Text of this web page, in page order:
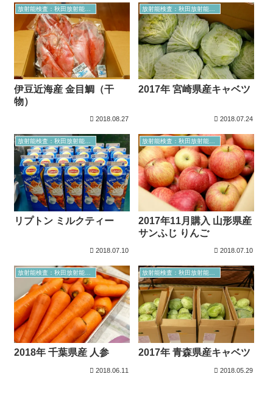
放射能検査：秋田放射能測定室より
伊豆近海産 金目鯛（干
物）
2018.08.27
放射能検査：秋田放射能測定室より
2017年 宮崎県産キャベツ
2018.07.24
リプトン ミルクティー
2018.07.10
2017年11月購入 ⼭形県産
サンふじ りんご
2018.07.10
2018年 千葉県産 人参
2018.06.11
2017年 青森県産キャベツ
2018.05.29